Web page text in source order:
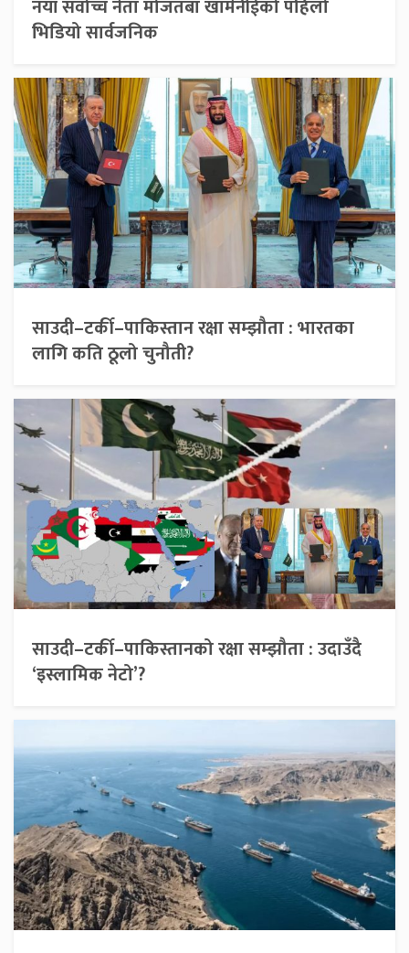
नयाँ सर्वोच्च नेता मोजतबा खामेनीईको पहिलो
भिडियो सार्वजनिक
साउदी–टर्की–पाकिस्तान रक्षा सम्झौता : भारतका
लागि कति ठूलो चुनौती?
साउदी–टर्की–पाकिस्तानको रक्षा सम्झौता : उदाउँदै
‘इस्लामिक नेटो’?